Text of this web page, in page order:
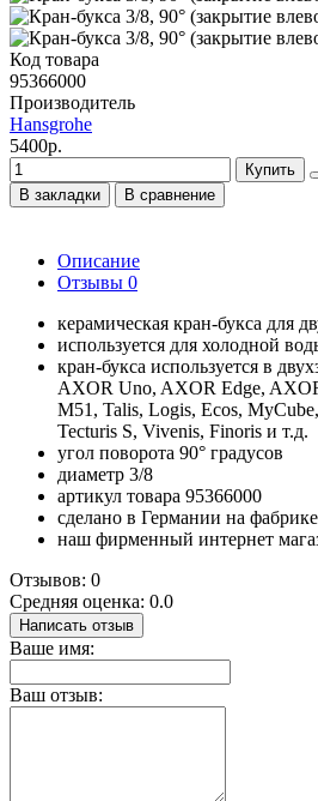
Код товара
95366000
Производитель
Hansgrohe
5400р.
Купить
В закладки
В сравнение
Описание
Отзывы 0
керамическая кран-букса для
используется для холодной
кран-букса используется в
AXOR Uno, AXOR Edge,
M51, Talis, Logis, Ecos,
Tecturis S, Vivenis, Finoris и т.д.
угол поворота 90° градусов
диаметр 3/8
артикул товара 95366000
сделано в Германии на
наш фирменный интернет
Отзывов: 0
Средняя оценка: 0.0
Написать отзыв
Ваше имя:
Ваш отзыв: